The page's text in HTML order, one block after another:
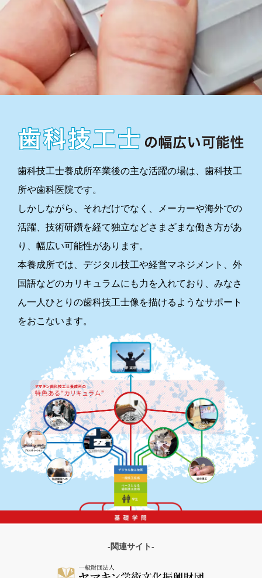
歯科技工士養成所卒業後の主な活躍の場は、歯科技工
所や歯科医院です。
しかしながら、それだけでなく、メーカーや海外での
活躍、技術研鑽を経て独立などさまざまな働き方があ
り、幅広い可能性があります。
本養成所では、デジタル技工や経営マネジメント、外
国語などのカリキュラムにも力を入れており、みなさ
ん一人ひとりの歯科技工士像を描けるようなサポート
をおこないます。
-関連サイト-